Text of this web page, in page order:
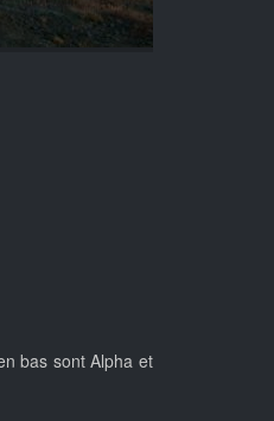
bas sont Alpha et